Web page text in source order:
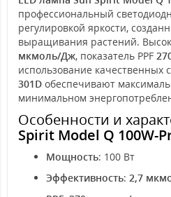
профессиональный
регулировкой яркости,
выращивания растений.
мкмоль/Дж, показатель PPF
использование качественных
301D обеспечивают
минимальном
Особенности и
Spirit Model Q 100W-
Мощность: 100 Вт
Эффективность: 2,7